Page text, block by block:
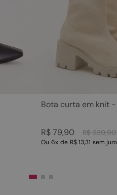
Bota curta em knit -
R$ 239,90
R$79,90
Ou 6x de R$ 13,31 sem